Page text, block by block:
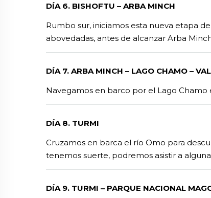
DÍA 6. BISHOFTU – ARBA MINCH
Rumbo sur, iniciamos esta nueva etapa
abovedadas, antes de alcanzar Arba
DÍA 7. ARBA MINCH – LAGO CHAMO –
Navegamos en barco por el Lago Chamo
DÍA 8. TURMI
Cruzamos en barca el río Omo para
tenemos suerte, podremos asistir a
DÍA 9. TURMI – PARQUE NACIONAL